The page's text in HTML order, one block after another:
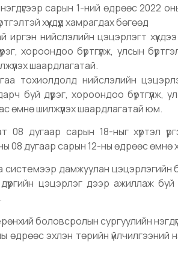
сарын 1-ний өдрөөс 2022
хүүхдүүд хамрагдах бөгөөд
иргэн нийслэлийн цэцэрлэгт
хороондоо бүртгүүлж, улсын
шаардлагатай.
тохиолдолд нийслэлийн
буй дүүрэг, хороондоо бүртгүүлж,
өмнө шилжүүлэх шаардлагатай юм.
08 дугаар сарын 18-ныг хүртэл
08 дугаар сарын 12-ны өдрөөс өмнө
дамжуулан цэцэрлэгийн
цэцэрлэг дээр ажиллаж
боловсролын сургуулийн
өдрөөс эхлэн төрийн үйлчилгээний